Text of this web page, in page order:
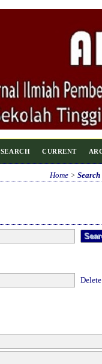
SEARCH CURRENT
Home> Search
Delete